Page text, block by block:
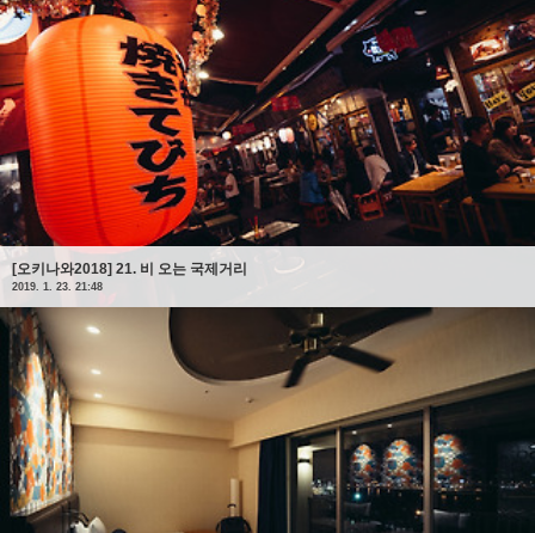
[오키나와2018] 21. 비 오는 국제거리
2019. 1. 23. 21:48